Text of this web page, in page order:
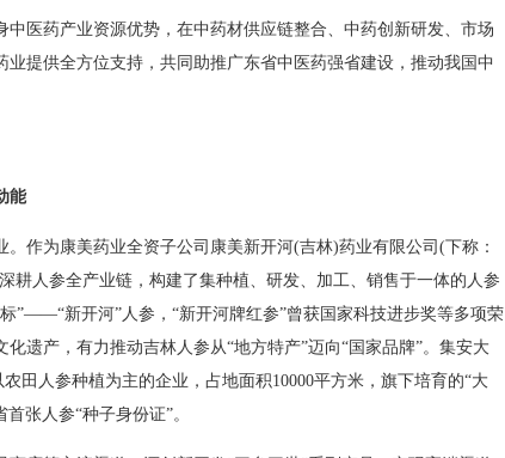
中医药产业资源优势，在中药材供应链整合、中药创新研发、市场
提供全方位支持，共同助推广东省中医药强省建设，推动我国中
能
作为康美药业全资子公司康美新开河(吉林)药业有限公司(下称：
耕人参全产业链，构建了集种植、研发、加工、销售于一体的人参
”——“新开河”人参，“新开河牌红参”曾获国家科技进步奖等多项荣
遗产，有力推动吉林人参从“地方特产”迈向“国家品牌”。集安大
田人参种植为主的企业，占地面积10000平方米，旗下培育的“大
张人参“种子身份证”。